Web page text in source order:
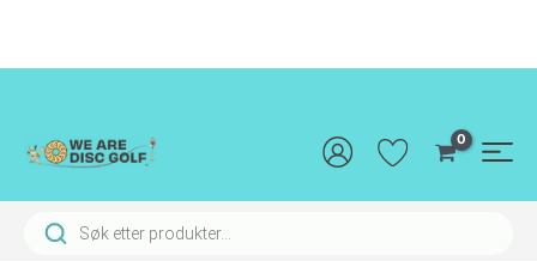
innholdet
Products search